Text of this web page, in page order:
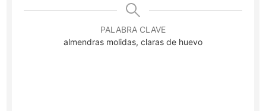
PALABRA CLAVE
almendras molidas, claras de huevo